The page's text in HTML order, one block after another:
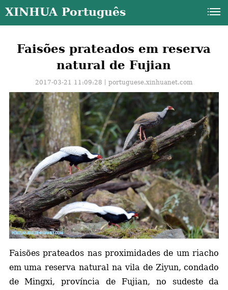
XINHUA Português
Faisões prateados em reserva
natural de Fujian
2017-03-21 11:09:28丨portuguese.xinhuanet.com
Faisões prateados nas proximidades de um riacho
em uma reserva natural na vila de Ziyun, condado
de Mingxi, província de Fujian, no sudeste da